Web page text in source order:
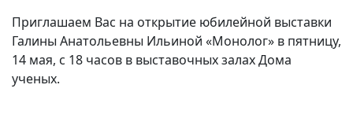
Приглашаем Вас на открытие юбилейной выставки
Галины Анатольевны Ильиной «Монолог» в пятницу,
14 мая, с 18 часов в выставочных залах Дома
ученых.